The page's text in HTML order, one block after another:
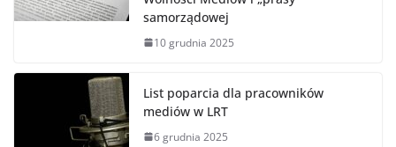
samorządowej
10 grudnia 2025
List poparcia dla pracowników
mediów w LRT
6 grudnia 2025